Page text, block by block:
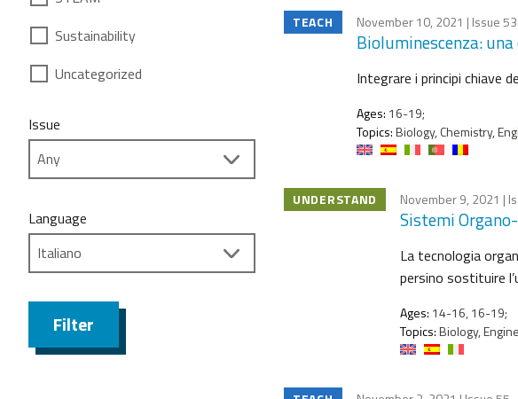
Sustainability
Uncategorized
Issue
Language
Filter
TEACH November 10, 2021 | Issue 53
Bioluminescenza:
Integrare i principi chiave
Ages: 16-19;
Topics:Biology, Chemistry,
UNDERSTAND November 9, 2021 |
Sistemi
La tecnologia
persino sostituire
Ages: 14-16, 16-19;
Topics:Biology,